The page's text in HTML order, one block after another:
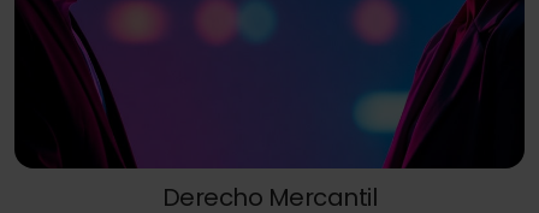
Derecho Mercantil